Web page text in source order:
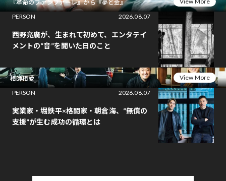
『革命のファンファーレ』から『夢と金』
PERSON
2026.08.07
西野亮廣が、生まれて初めて、エンタテイ
メントの“音”を聞いた日のこと
相師相愛
View More
PERSON
2026.08.07
実業家・堀鉄平×格闘家・朝倉海、“無償の
支援”が生む成功の循環とは